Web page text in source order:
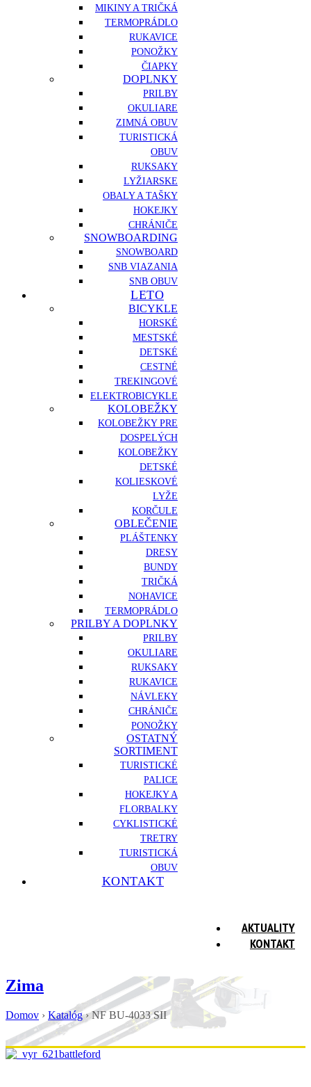
MIKINY A TRIČKÁ
TERMOPRÁDLO
RUKAVICE
PONOŽKY
ČIAPKY
DOPLNKY
PRILBY
OKULIARE
ZIMNÁ OBUV
TURISTICKÁ
OBUV
RUKSAKY
LYŽIARSKE
OBALY A TAŠKY
HOKEJKY
CHRÁNIČE
SNOWBOARDING
SNOWBOARD
SNB VIAZANIA
SNB OBUV
LETO
BICYKLE
HORSKÉ
MESTSKÉ
DETSKÉ
CESTNÉ
TREKINGOVÉ
ELEKTROBICYKLE
KOLOBEŽKY
KOLOBEŽKY PRE
DOSPELÝCH
KOLOBEŽKY
DETSKÉ
KOLIESKOVÉ
LYŽE
KORČULE
OBLEČENIE
PLÁŠTENKY
DRESY
BUNDY
TRIČKÁ
NOHAVICE
TERMOPRÁDLO
PRILBY A DOPLNKY
PRILBY
OKULIARE
RUKSAKY
RUKAVICE
NÁVLEKY
CHRÁNIČE
PONOŽKY
OSTATNÝ
SORTIMENT
TURISTICKÉ
PALICE
HOKEJKY A
FLORBALKY
CYKLISTICKÉ
TRETRY
TURISTICKÁ
OBUV
KONTAKT
AKTUALITY
KONTAKT
Zima
Domov › Katalóg›NF BU-4033 SII